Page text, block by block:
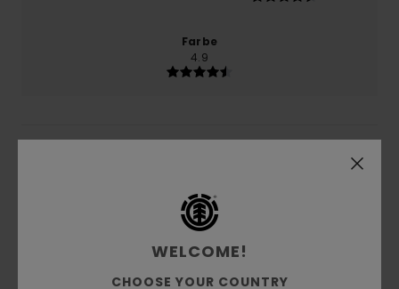
Farbe
4.9
WELCOME!
CHOOSE YOUR COUNTRY